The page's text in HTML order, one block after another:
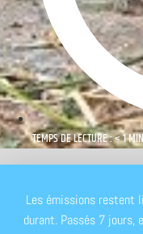
TEMPS DE LECTURE : < 1
Les émissions restent
durant. Passés 7 jours,